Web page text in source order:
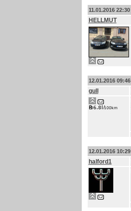
11.01.2016 22:30
HELLMUT
12.01.2016
gull
12.01.2016
halford1